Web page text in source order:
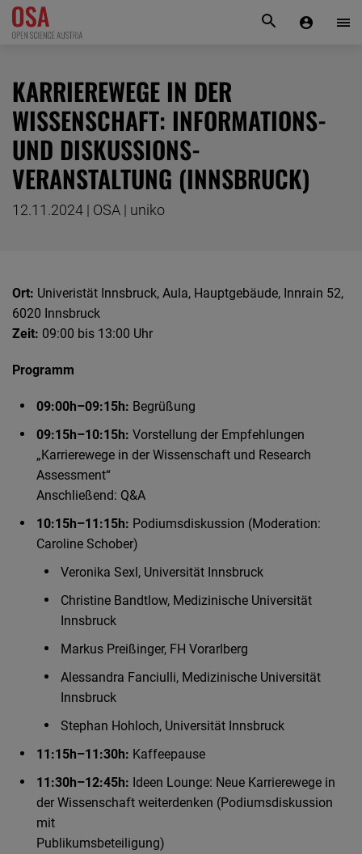
KONTAKT
KARRIEREWEGE IN DER
WISSENSCHAFT: INFORMATIONS-
UND DISKUSSIONS-
VERANSTALTUNG (INNSBRUCK)
12.11.2024 | OSA | uniko
Ort: Univeristät Innsbruck, Aula, Hauptgebäude, Innrain 52,
6020 Innsbruck
Zeit: 09:00 bis 13:00 Uhr
Programm
09:00h–09:15h: Begrüßung
09:15h–10:15h: Vorstellung der Empfehlungen
„Karrierewege in der Wissenschaft und Research
Assessment“
Anschließend: Q&A
10:15h–11:15h: Podiumsdiskussion (Moderation:
Caroline Schober)
Veronika Sexl, Universität Innsbruck
Christine Bandtlow, Medizinische Universität
Innsbruck
Markus Preißinger, FH Vorarlberg
Alessandra Fanciulli, Medizinische Universität
Innsbruck
Stephan Hohloch, Universität Innsbruck
11:15h–11:30h: Kaffeepause
11:30h–12:45h: Ideen Lounge: Neue Karrierewege in
der Wissenschaft weiterdenken (Podiumsdiskussion
mit
Publikumsbeteiligung)